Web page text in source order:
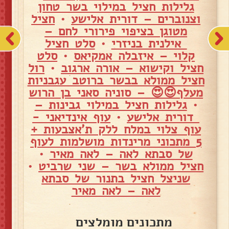
גלילות חציל במילוי בשר טחון
וצנוברים – דורית אלישע• חציל
מטוגן בציפוי פירורי לחם –
אילנית בניזרי •סלט חציל
קלוי – איזבלה אמקיאס •סלט
חציל וקישוא – אורה ארגוב • רול
חציל ממולא בבשר ברוטב עגבניות
מעלף😍😍 – סוניה סאני בן הרוש
•גלילות חציל במילוי גבינות –
דורית אלישע•עוף אינדיאני -
עוף צלוי במלח ללק ת'אצבעות +
5 מתכוני מרינדות מושלמות לעוף
של סבתא לאה – לאה מאיר •
חציל ממולא בשר – שני שרביט •
שניצל חציל בתנור של סבתא
לאה – לאה מאיר
מתכונים מומלצים